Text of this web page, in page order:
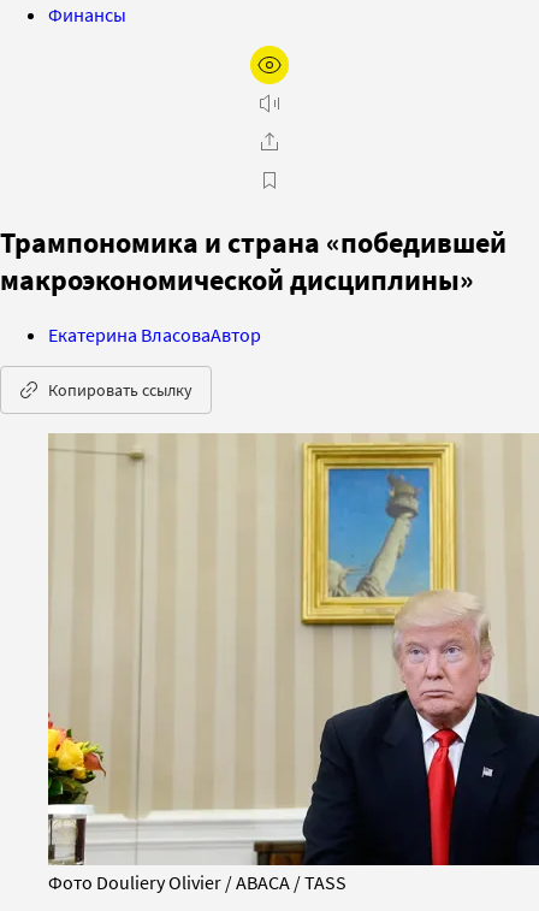
Финансы
Трампономика и страна «победившей
макроэкономической дисциплины»
Екатерина ВласоваАвтор
Копировать ссылку
Фото Douliery Olivier / ABACA / TASS